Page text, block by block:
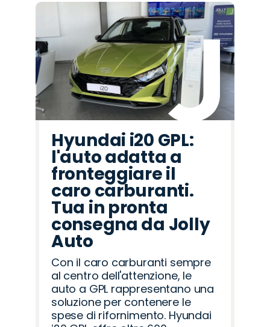
Hyundai i20 GPL:
l'auto adatta a
fronteggiare il
caro carburanti.
Tua in pronta
consegna da Jolly
Auto
Con il caro carburanti sempre
al centro dell'attenzione, le
auto a GPL rappresentano una
soluzione per contenere le
spese di rifornimento. Hyundai